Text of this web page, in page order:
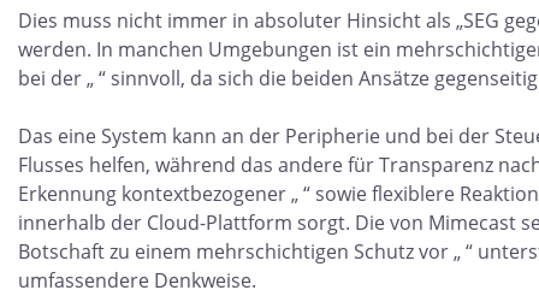
Dies muss nicht immer in absoluter Hinsicht als „SEG
werden. In manchen Umgebungen ist ein
bei der „ “ sinnvoll, da sich die beiden Ansätze
Das eine System kann an der Peripherie und bei der
Flusses helfen, während das andere für Transparenz
Erkennung kontextbezogener „ “ sowie flexiblere
innerhalb der Cloud-Plattform sorgt. Die von Mimecast
Botschaft zu einem mehrschichtigen Schutz vor „ “
umfassendere Denkweise.